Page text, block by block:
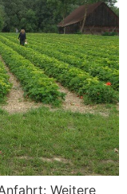
Weitere